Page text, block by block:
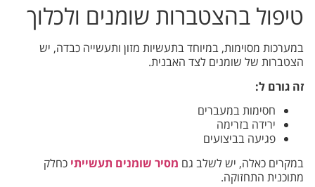
טיפול בהצטברות שומנים ולכלוך
במערכות מסוימות, במיוחד בתעשיות מזון ותעשייה כבדה, יש
הצטברות של שומנים לצד האבנית.
זה גורם ל:
חסימות במעברים
ירידה בזרימה
פגיעה בביצועים
במקרים כאלה, יש לשלב גם מסיר שומנים תעשייתי כחלק
מתוכנית התחזוקה.